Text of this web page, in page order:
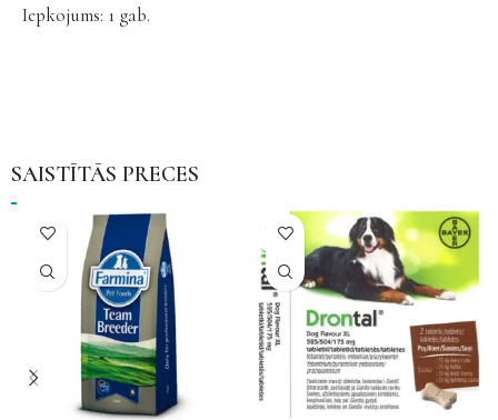
Iepkojums: 1 gab.
SAISTĪTĀS PRECES
NAV